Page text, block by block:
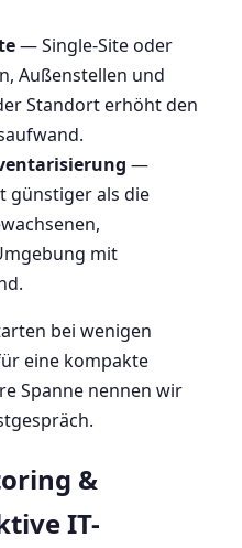
— Single-Site oder
Außenstellen und
Standort erhöht den
—
günstiger als die
mit
bei wenigen
eine kompakte
Spanne nennen wir
&
IT-